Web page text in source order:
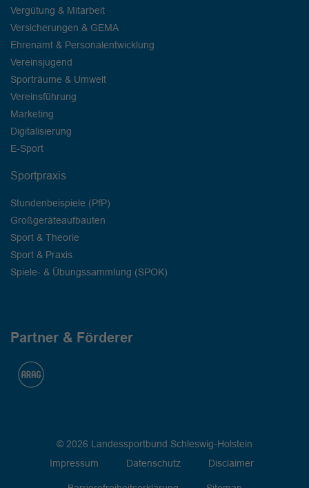
Vergütung & Mitarbeit
Versicherungen & GEMA
Ehrenamt & Personalentwicklung
Vereinsjugend
Sporträume & Umwelt
Vereinsführung
Marketing
Digitalisierung
E-Sport
Sportpraxis
Stundenbeispiele (PfP)
Großgeräteaufbauten
Sport & Theorie
Sport & Praxis
Spiele- & Übungssammlung (SPOK)
Partner & Förderer
© 2026 Landessportbund Schleswig-Holstein
Impressum
Datenschutz Disclaimer